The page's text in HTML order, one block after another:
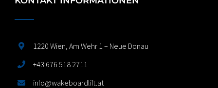
1220 Wien, Am Wehr 1 – Neue Donau
+43 676 518 2711
info@wakeboardlift.at